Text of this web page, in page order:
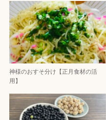
神様のおすそ分け【正月食材の活
用】